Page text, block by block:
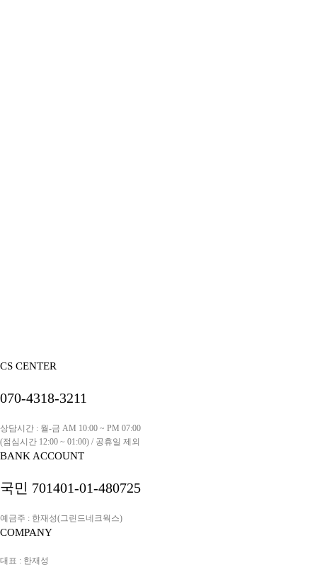
CS CENTER
070-4318-3211
상담시간 : 월-금 AM 10:00 ~ PM 07:00
(점심시간 12:00 ~ 01:00) / 공휴일 제외
BANK ACCOUNT
국민 701401-01-480725
예금주 : 한재성(그린드네크웍스)
COMPANY
대표 : 한재성